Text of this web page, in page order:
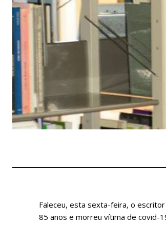
Faleceu, esta sexta-feira, o escritor
85 anos e morreu vítima de covid-